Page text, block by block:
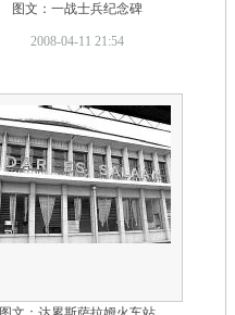
图文：一战士兵纪念碑
2008-04-11 21:54